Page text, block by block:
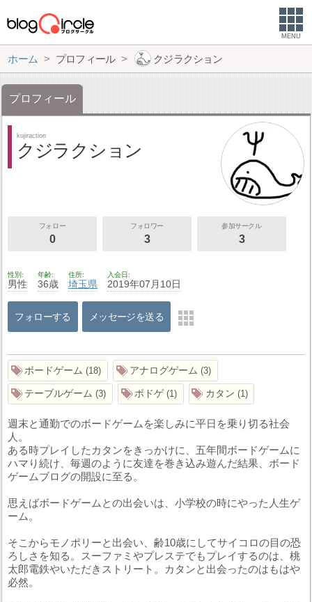
MENU
ホーム プロフィール クジラクション
プロフィール
kujiraction
クジラクション
フォロー
0
フォロワー
3
参加サークル
3
性別
男性
年齢
36歳
住所
埼玉県
入会日
2019年07月10日
フォローする メッセージを送る
ボードゲーム 18 アナログゲーム 3
テーブルゲーム 3 ボドゲ 1 カタン 1
週末と通勤でのボードゲームを楽しみに平日を乗り切る社会
人。
ある時プレイしたカタンをきっかけに、五年間ボードゲームに
ハマり続け、毎週のように友達を巻き込み遊んだ結果、ボード
ゲームブログの開設に至る。
思えばボードゲームとの出会いは、小学校の時にやった人生ゲ
ーム。
そこからモノポリーと出会い、齢10歳にしてサイコロの目の恐
ろしさを知る。スーファミやプレステでもプレイするのは、桃
太郎電鉄やいただきストリート。カタンと出会ったのはもはや
必然。